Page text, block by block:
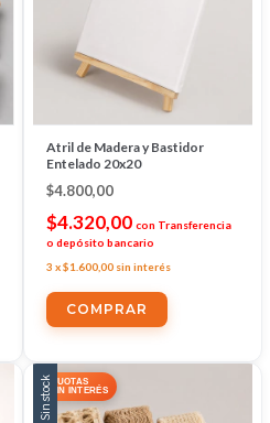
Atril de Madera y Bastidor
Entelado 20x20
$4.800,00
$4.320,00 con Transferencia
o depósito bancario
3 x$1.600,00 sin interés
Sin stock
3 CUOTAS
SIN INTERÉS